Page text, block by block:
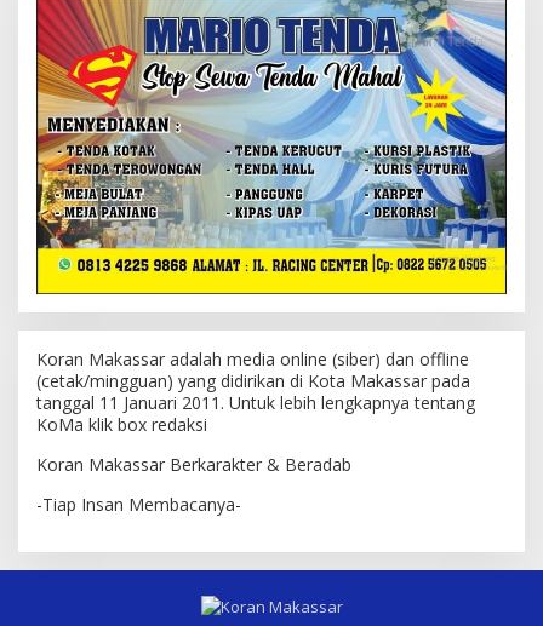
Koran Makassar adalah media online (siber) dan offline
(cetak/mingguan) yang didirikan di Kota Makassar pada
tanggal 11 Januari 2011. Untuk lebih lengkapnya tentang
KoMa klik box redaksi
Koran Makassar Berkarakter & Beradab
-Tiap Insan Membacanya-